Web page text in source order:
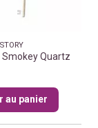
Smokey Quartz
au panier